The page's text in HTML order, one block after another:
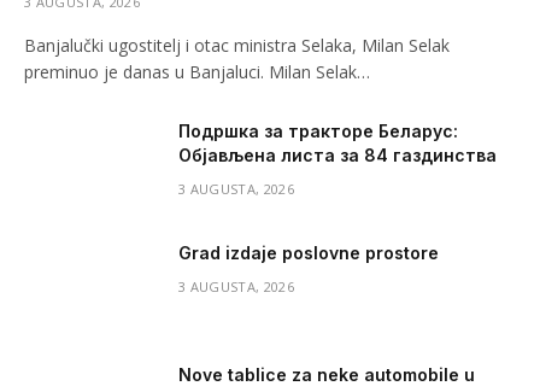
Banjalučki ugostitelj i otac ministra Selaka, Milan Selak
preminuo je danas u Banjaluci. Milan Selak…
Подршка за тракторе Беларус:
Објављена листа за 84 газдинства
3 AUGUSTA, 2026
Grad izdaje poslovne prostore
3 AUGUSTA, 2026
Nove tablice za neke automobile u